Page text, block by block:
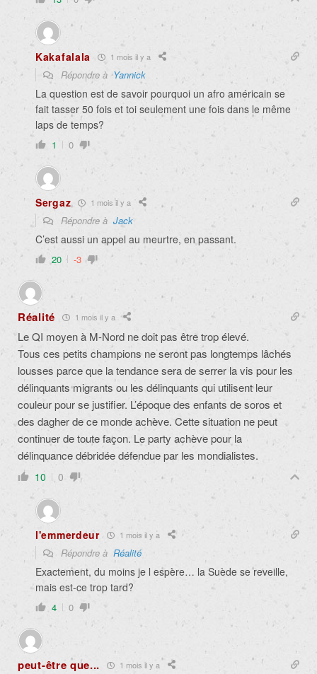
Kakafalala 1 mois il y a
Répondre àYannick
La question est de savoir pourquoi un afro américain se
fait tasser 50 fois et toi seulement une fois dans le même
laps de temps?
1 0
Sergaz 1 mois il y a
Répondre à Jack
C’est aussi un appel au meurtre, en passant.
20 -3
Réalité 1 mois il y a
Le QI moyen à M-Nord ne doit pas être trop élevé.
Tous ces petits champions ne seront pas longtemps lâchés
lousses parce que la tendance sera de serrer la vis pour les
délinquants migrants ou les délinquants qui utilisent leur
couleur pour se justifier. L’époque des enfants de soros et
des dagher de ce monde achève. Cette situation ne peut
continuer de toute façon. Le party achève pour la
délinquance débridée défendue par les mondialistes.
10 0
l'emmerdeur 1 mois il y a
Répondre à Réalité
Exactement, du moins je l espère… la Suède se reveille,
mais est-ce trop tard?
4 0
peut-être que... 1 mois il y a